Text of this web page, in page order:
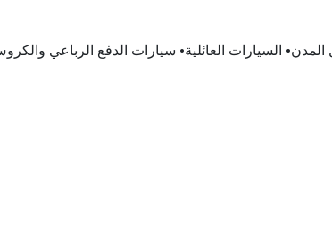
المدن• السيارات العائلية• سيارات الدفع الرباعي